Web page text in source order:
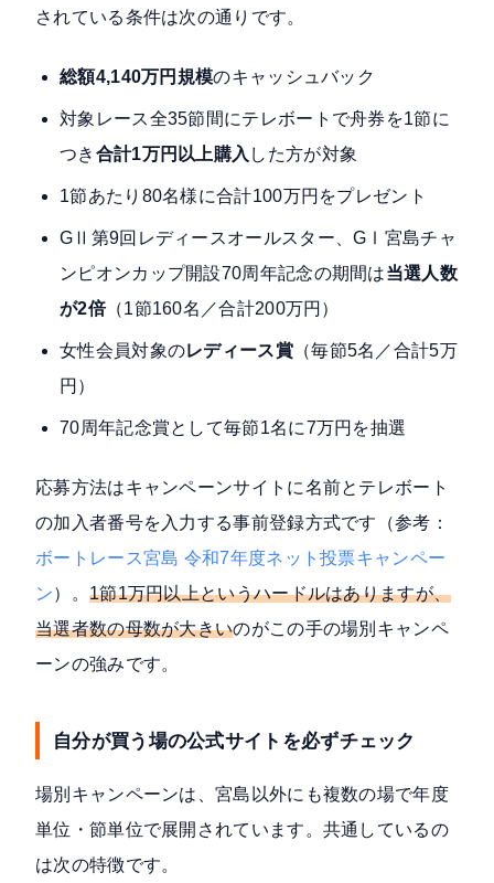
されている条件は次の通りです。
総額4,140万円規模のキャッシュバック
対象レース全35節間にテレボートで舟券を1節に
つき 合計1万円以上購入 した方が対象
1節あたり80名様に合計100万円をプレゼント
GⅡ第9回レディースオールスター、GⅠ宮島チャ
ンピオンカップ開設70周年記念の期間は当選人数
が2倍（1節160名／合計200万円）
女性会員対象のレディース賞（毎節5名／合計5万
円）
70周年記念賞として毎節1名に7万円を抽選
応募方法はキャンペーンサイトに名前とテレボート
の加入者番号を入力する事前登録方式です（参考：
ボートレース宮島 令和7年度ネット投票キャンペー
ン）。 1節1万円以上というハードルはありますが、
当選者数の母数が大きいのがこの手の場別キャンペ
ーンの強みです。
自分が買う場の公式サイトを必ずチェック
場別キャンペーンは、宮島以外にも複数の場で年度
単位・節単位で展開されています。共通しているの
は次の特徴です。